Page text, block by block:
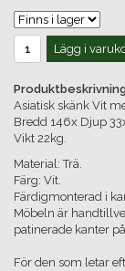
Lägg i
Asiatisk skänk Vit
Bredd 146x Djup
Vikt 22kg.
Material: Trä.
Färg: Vit.
Färdigmonterad i
Möbeln är
patinerade kanter
För den som letar